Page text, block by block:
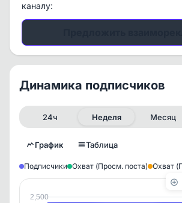
каналу:
Динамика подписчиков
24ч Неделя Месяц
График Таблица
Подписчики Охват (Просм. поста) Охват
2,500